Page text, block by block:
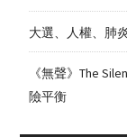
大選、人權、肺
《無聲》The
險平衡